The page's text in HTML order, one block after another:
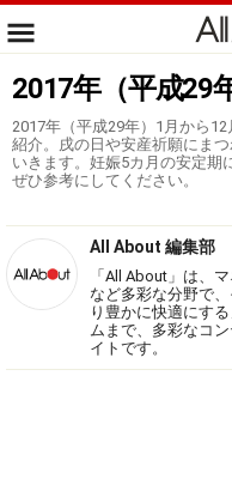
2017年（平成29
2017年（平成29年）1月から
紹介。戌の日や安産祈願にま
いきます。妊娠5カ月の安定期
ぜひ参考にしてください。
All About 編集部
「All About」は、
など多彩な分野で
り豊かに快適にす
ムまで、多彩なコ
イトです。